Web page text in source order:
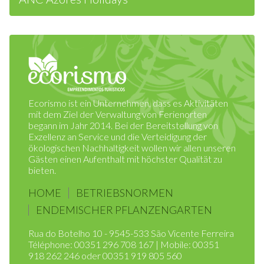
ANC Azores Holidays
Ecorismo ist ein Unternehmen, dass es Aktivitäten
mit dem Ziel der Verwaltung von Ferienorten
begann im Jahr 2014. Bei der Bereitstellung von
Exzellenz an Service und die Verteidigung der
ökologischen Nachhaltigkeit wollen wir allen unseren
Gästen einen Aufenthalt mit höchster Qualität zu
bieten.
HOME
BETRIEBSNORMEN
Rua do Botelho 10 - 9545-533 São Vicente Ferreira
Téléphone: 00351 296 708 167 | Mobile: 00351